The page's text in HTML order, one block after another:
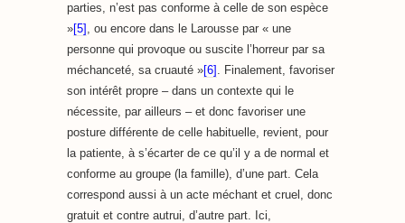
parties, n’est pas conforme à celle de son espèce
»[5] , ou encore dans le Larousse par « une
personne qui provoque ou suscite l’horreur par sa
méchanceté, sa cruauté »[6] . Finalement, favoriser
son intérêt propre – dans un contexte qui le
nécessite, par ailleurs – et donc favoriser une
posture différente de celle habituelle, revient, pour
la patiente, à s’écarter de ce qu’il y a de normal et
conforme au groupe (la famille), d’une part. Cela
correspond aussi à un acte méchant et cruel, donc
gratuit et contre autrui, d’autre part. Ici,